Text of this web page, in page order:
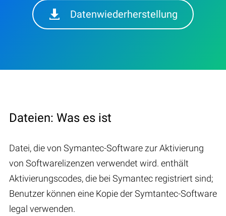
Datenwiederherstellung
Dateien: Was es ist
Datei, die von Symantec-Software zur Aktivierung
von Softwarelizenzen verwendet wird. enthält
Aktivierungscodes, die bei Symantec registriert sind;
Benutzer können eine Kopie der Symtantec-Software
legal verwenden.